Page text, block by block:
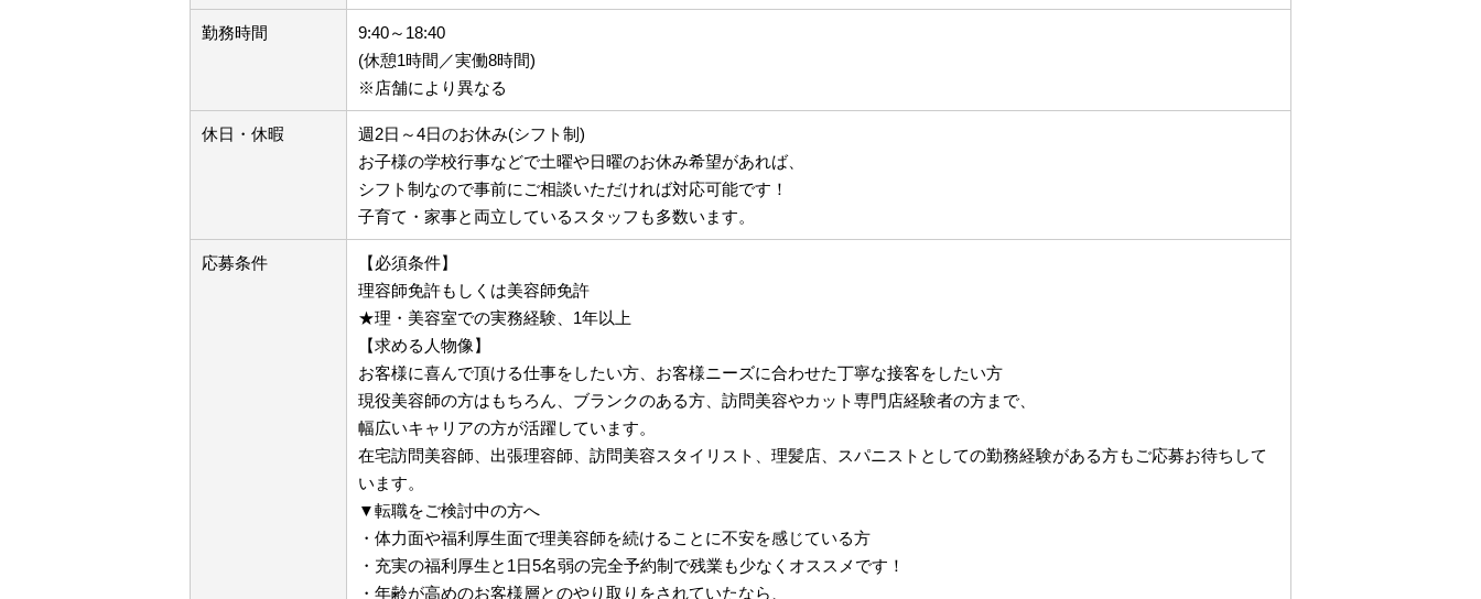
勤務時間
9:40～18:40
(休憩1時間／実働8時間)
※店舗により異なる
休日・休暇
週2日～4日のお休み(シフト制)
お子様の学校行事などで土曜や日曜のお休み希望があれば、
シフト制なので事前にご相談いただければ対応可能です！
子育て・家事と両立しているスタッフも多数います。
応募条件
【必須条件】
理容師免許もしくは美容師免許
★理・美容室での実務経験、1年以上
【求める人物像】
お客様に喜んで頂ける仕事をしたい方、お客様ニーズに合わせた丁寧な接客をしたい方
現役美容師の方はもちろん、ブランクのある方、訪問美容やカット専門店経験者の方まで、
幅広いキャリアの方が活躍しています。
在宅訪問美容師、出張理容師、訪問美容スタイリスト、理髪店、スパニストとしての勤務経験がある方もご応募お待ちして
います。
▼転職をご検討中の方へ
・体力面や福利厚生面で理美容師を続けることに不安を感じている方
・充実の福利厚生と1日5名弱の完全予約制で残業も少なくオススメです！
・年齢が高めのお客様層とのやり取りをされていたなら、